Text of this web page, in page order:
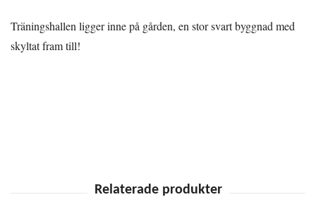
Träningshallen ligger inne på gården, en stor svart byggnad med
skyltat fram till!